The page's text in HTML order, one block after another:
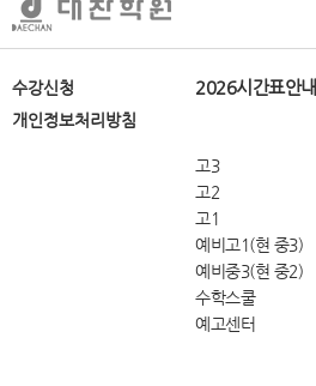
수강신청
개인정보처리방침
2026시간표안내
고3
고2
고1
예비고1(현 중3)
예비중3(현 중2)
수학스쿨
예고센터